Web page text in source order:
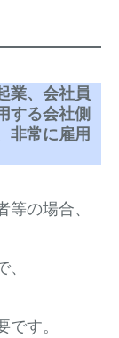
業、会社員
する会社側
非常に雇用
の場合、
す。